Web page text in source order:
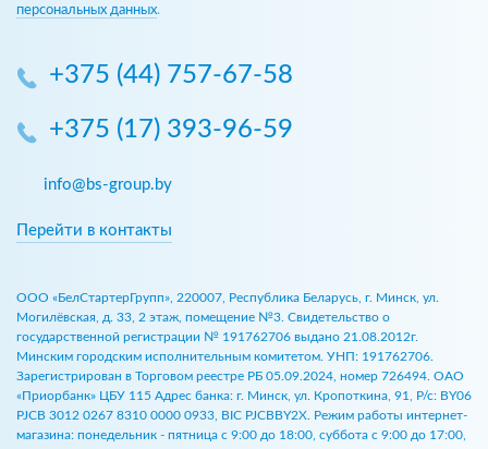
персональных данных.
+375 (44) 757-67-58
+375 (17) 393-96-59
info@bs-group.by
Перейти в контакты
ООО «БелСтартерГрупп», 220007, Республика Беларусь, г. Минск, ул.
Могилёвская, д. 33, 2 этаж, помещение №3. Свидетельство о
государственной регистрации № 191762706 выдано 21.08.2012г.
Минским городским исполнительным комитетом. УНП: 191762706.
Зарегистрирован в Торговом реестре РБ 05.09.2024, номер 726494. ОАО
«Приорбанк» ЦБУ 115 Адрес банка: г. Минск, ул. Кропоткина, 91, Р/с: BY06
PJCB 3012 0267 8310 0000 0933, BIC PJCBBY2X. Режим работы интернет-
магазина: понедельник - пятница с 9:00 до 18:00, суббота с 9:00 до 17:00,